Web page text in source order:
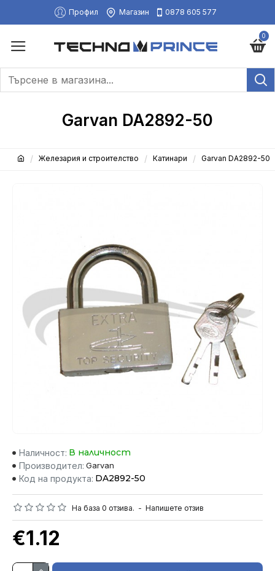
Профил Магазин 0878 605 577
0
Железария и строителство Катинари Garvan DA2892-50
Garvan DA2892-50
Наличност: В наличност
Производител: Garvan
Код на продукта: DA2892-50
На база 0 отзива. - Напишете отзив
€1.12